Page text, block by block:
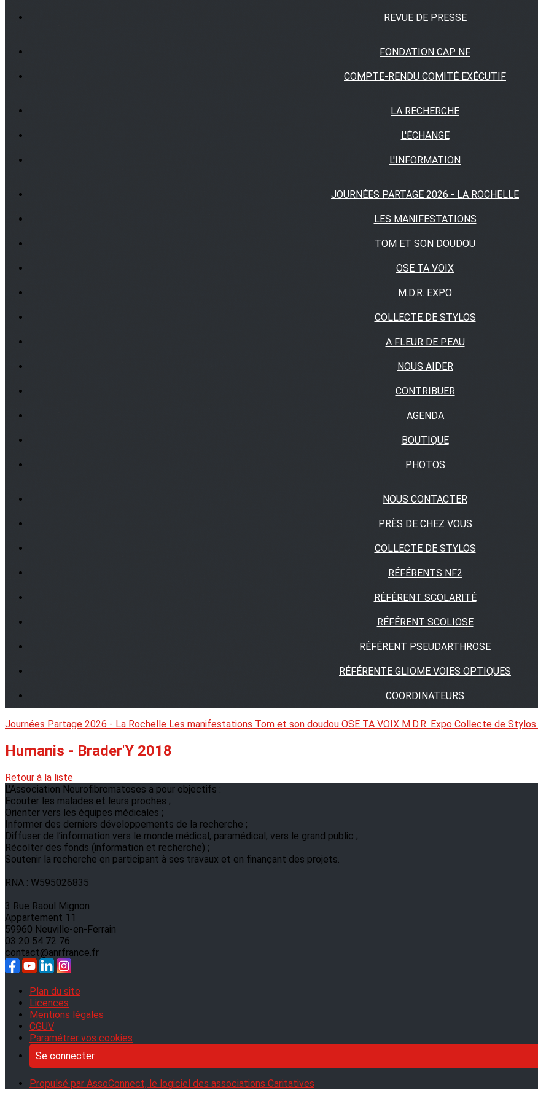
REVUE DE PRESSE
FONDATION CAP NF
COMPTE-RENDU COMITÉ EXÉCUTIF
LA RECHERCHE
L'ÉCHANGE
L'INFORMATION
JOURNÉES PARTAGE 2026 - LA ROCHELLE
LES MANIFESTATIONS
TOM ET SON DOUDOU
OSE TA VOIX
M.D.R. EXPO
COLLECTE DE STYLOS
A FLEUR DE PEAU
NOUS AIDER
CONTRIBUER
AGENDA
BOUTIQUE
PHOTOS
NOUS CONTACTER
PRÈS DE CHEZ VOUS
COLLECTE DE STYLOS
RÉFÉRENTS NF2
RÉFÉRENT SCOLARITÉ
RÉFÉRENT SCOLIOSE
RÉFÉRENT PSEUDARTHROSE
RÉFÉRENTE GLIOME VOIES OPTIQUES
COORDINATEURS
Journées Partage 2026 - La Rochelle Les manifestations Tom et son doudou OSE TA VOIX M.D.R. Expo Collecte de Stylos
Humanis - Brader'Y 2018
Retour à la liste
L'Association Neurofibromatoses a pour objectifs :
Ecouter les malades et leurs proches ;
Orienter vers les équipes médicales ;
Informer des derniers développements de la recherche ;
Diffuser de l’information vers le monde médical, paramédical, vers le grand public ;
Récolter des fonds (information et recherche) ;
Soutenir la recherche en participant à ses travaux et en finançant des projets.
RNA : W595026835
3 Rue Raoul Mignon
Appartement 11
59960 Neuville-en-Ferrain
03 20 54 72 76
contact@anrfrance.fr
Plan du site
Licences
Mentions légales
CGUV
Paramétrer vos cookies
Se connecter
Propulsé par AssoConnect, le logiciel des associations Caritatives